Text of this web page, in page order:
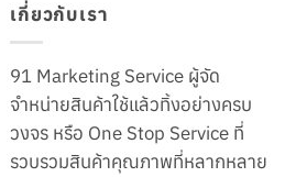
เกี่ยวกับเรา
91 Marketing Service ผู้จัด
จำหน่ายสินค้าใช้แล้วทิ้งอย่างครบ
วงจร หรือ One Stop Service ที่
รวบรวมสินค้าคุณภาพที่หลากหลาย